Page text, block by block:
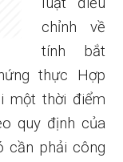
chỉnh về
tính bắt
thực Hợp
một thời điểm
quy định của
cần phải công